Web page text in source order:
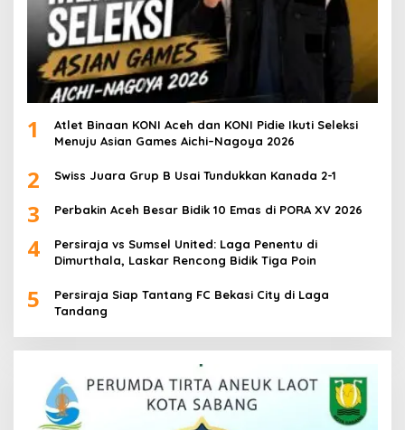
1
Atlet Binaan KONI Aceh dan KONI Pidie Ikuti Seleksi
Menuju Asian Games Aichi–Nagoya 2026
2 Swiss Juara Grup B Usai Tundukkan Kanada 2-1
3 Perbakin Aceh Besar Bidik 10 Emas di PORA XV 2026
4
Persiraja vs Sumsel United: Laga Penentu di
Dimurthala, Laskar Rencong Bidik Tiga Poin
5
Persiraja Siap Tantang FC Bekasi City di Laga
Tandang